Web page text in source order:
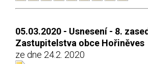
05.03.2020 - Usnesení - 8.
Zastupitelstva obce Hořiněves
ze dne 24.2. 2020